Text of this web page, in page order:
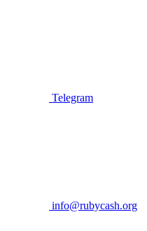
Telegram
info@rubycash.org